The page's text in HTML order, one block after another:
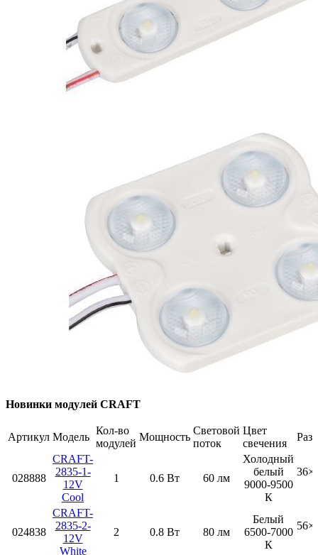
Новинки модулей CRAFT
Артикул Модель
Кол-во
модулей
Мощность
Световой
поток
Цвет
свечения
028888
CRAFT-
2835-1-
12V
Cool
1 0.6 Вт 60 лм
Холодный
белый
9000-9500
К
024838
CRAFT-
2835-2-
12V
White
2 0.8 Вт 80 лм
Белый
6500-7000
К